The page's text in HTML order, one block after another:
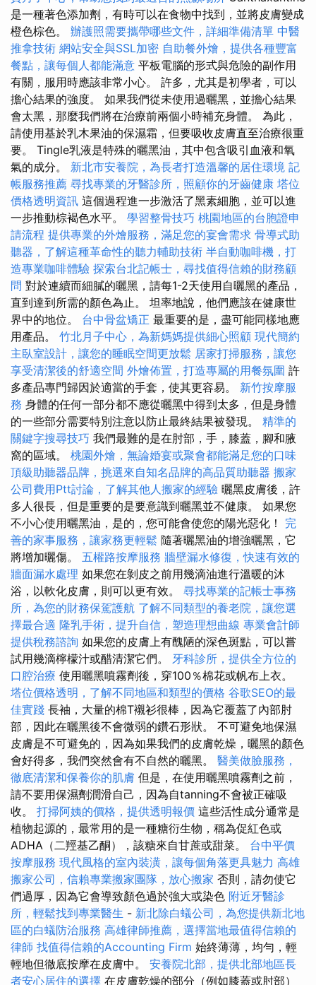
是一種著色添加劑，有時可以在食物中找到，並將皮膚變成
橙色棕色。 辦護照需要攜帶哪些文件，詳細準備清單 中醫
推拿技術 網站安全與SSL加密 自助餐外燴，提供各種豐富
餐點，讓每個人都能滿意 平板電腦的形式與危險的副作用
有關，服用時應該非常小心。 許多，尤其是初學者，可以
擔心結果的強度。 如果我們從未使用過曬黑，並擔心結果
會太黑，那麼我們將在治療前兩個小時補充身體。 為此，
請使用基於乳木果油的保濕霜，但要吸收皮膚直至治療很重
要。 Tingle乳液是特殊的曬黑油，其中包含吸引血液和氧
氣的成分。 新北市安養院，為長者打造溫馨的居住環境 記
帳服務推薦 尋找專業的牙醫診所，照顧你的牙齒健康 塔位
價格透明資訊 這個過程進一步激活了黑素細胞，並可以進
一步推動棕褐色水平。 學習整骨技巧 桃園地區的台胞證申
請流程 提供專業的外燴服務，滿足您的宴會需求 骨導式助
聽器，了解這種革命性的聽力輔助技術 半自動咖啡機，打
造專業咖啡體驗 探索台北記帳士，尋找值得信賴的財務顧
問 對於連續而細膩的曬黑，請每1-2天使用自曬黑的產品，
直到達到所需的顏色為止。 坦率地說，他們應該在健康世
界中的地位。 台中骨盆矯正 最重要的是，盡可能同樣地應
用產品。 竹北月子中心，為新媽媽提供細心照顧 現代簡約
主臥室設計，讓您的睡眠空間更放鬆 居家打掃服務，讓您
享受清潔後的舒適空間 外燴佈置，打造專屬的用餐氛圍 許
多產品專門歸因於適當的手套，使其更容易。 新竹按摩服
務 身體的任何一部分都不應從曬黑中得到太多，但是身體
的一些部分需要特別注意以防止最終結果被發現。 精準的
關鍵字搜尋技巧 我們最難的是在肘部，手，膝蓋，腳和腋
窩的區域。 桃園外燴，無論婚宴或聚會都能滿足您的口味
頂級助聽器品牌，挑選來自知名品牌的高品質助聽器 搬家
公司費用Ptt討論，了解其他人搬家的經驗 曬黑皮膚後，許
多人很長，但是重要的是要意識到曬黑並不健康。 如果您
不小心使用曬黑油，是的，您可能會使您的陽光惡化！ 完
善的家事服務，讓家務更輕鬆 隨著曬黑油的增強曬黑，它
將增加曬傷。 五權路按摩服務 牆壁漏水修復，快速有效的
牆面漏水處理 如果您在剝皮之前用幾滴油進行溫暖的沐
浴，以軟化皮膚，則可以更有效。 尋找專業的記帳士事務
所，為您的財務保駕護航 了解不同類型的養老院，讓您選
擇最合適 隆乳手術，提升自信，塑造理想曲線 專業會計師
提供稅務諮詢 如果您的皮膚上有醜陋的深色斑點，可以嘗
試用幾滴檸檬汁或醋清潔它們。 牙科診所，提供全方位的
口腔治療 使用曬黑噴霧劑後，穿100％棉花或帆布上衣。
塔位價格透明，了解不同地區和類型的價格 谷歌SEO的最
佳實踐 長袖，大量的棉T襯衫很棒，因為它覆蓋了內部肘
部，因此在曬黑後不會微弱的鑽石形狀。 不可避免地保濕
皮膚是不可避免的，因為如果我們的皮膚乾燥，曬黑的顏色
會好得多，我們突然會有不自然的曬黑。 醫美做臉服務，
徹底清潔和保養你的肌膚 但是，在使用曬黑噴霧劑之前，
請不要用保濕劑潤滑自己，因為自tanning不會被正確吸
收。 打掃阿姨的價格，提供透明報價 這些活性成分通常是
植物起源的，最常用的是一種糖衍生物，稱為促紅色或
ADHA（二羥基乙酮），該糖來自甘蔗或甜菜。 台中平價
按摩服務 現代風格的室內裝潢，讓每個角落更具魅力 高雄
搬家公司，信賴專業搬家團隊，放心搬家 否則，請勿使它
們過厚，因為它會導致顏色過於強大或染色 附近牙醫診
所，輕鬆找到專業醫生 - 新北除白蟻公司，為您提供新北地
區的白蟻防治服務 高雄律師推薦，選擇當地最值得信賴的
律師 找值得信賴的Accounting Firm 始終薄薄，均勻，輕
輕地但徹底按摩在皮膚中。 安養院北部，提供北部地區長
者安心居住的選擇 在皮膚乾燥的部分（例如膝蓋或肘部）